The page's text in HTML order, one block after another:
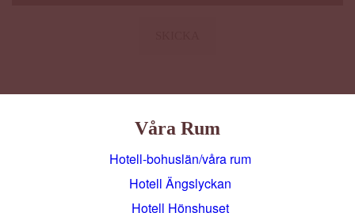
Våra Rum
Hotell-bohuslän/våra rum
Hotell Ängslyckan
Hotell Hönshuset